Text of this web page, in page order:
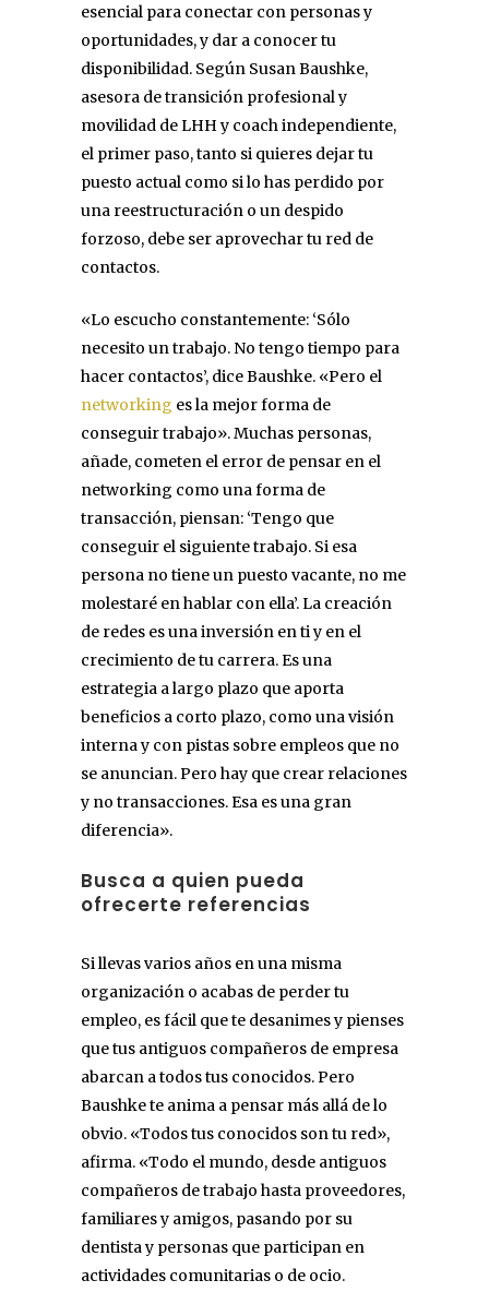
esencial para conectar con personas y
oportunidades, y dar a conocer tu
disponibilidad. Según Susan Baushke,
asesora de transición profesional y
movilidad de LHH y coach independiente,
el primer paso, tanto si quieres dejar tu
puesto actual como si lo has perdido por
una reestructuración o un despido
forzoso, debe ser aprovechar tu red de
contactos.
«Lo escucho constantemente: ‘Sólo
necesito un trabajo. No tengo tiempo para
hacer contactos’, dice Baushke. «Pero el
networking es la mejor forma de
conseguir trabajo». Muchas personas,
añade, cometen el error de pensar en el
networking como una forma de
transacción, piensan: ‘Tengo que
conseguir el siguiente trabajo. Si esa
persona no tiene un puesto vacante, no me
molestaré en hablar con ella’. La creación
de redes es una inversión en ti y en el
crecimiento de tu carrera. Es una
estrategia a largo plazo que aporta
beneficios a corto plazo, como una visión
interna y con pistas sobre empleos que no
se anuncian. Pero hay que crear relaciones
y no transacciones. Esa es una gran
diferencia».
Busca a quien pueda
ofrecerte referencias
Si llevas varios años en una misma
organización o acabas de perder tu
empleo, es fácil que te desanimes y pienses
que tus antiguos compañeros de empresa
abarcan a todos tus conocidos. Pero
Baushke te anima a pensar más allá de lo
obvio. «Todos tus conocidos son tu red»,
afirma. «Todo el mundo, desde antiguos
compañeros de trabajo hasta proveedores,
familiares y amigos, pasando por su
dentista y personas que participan en
actividades comunitarias o de ocio.